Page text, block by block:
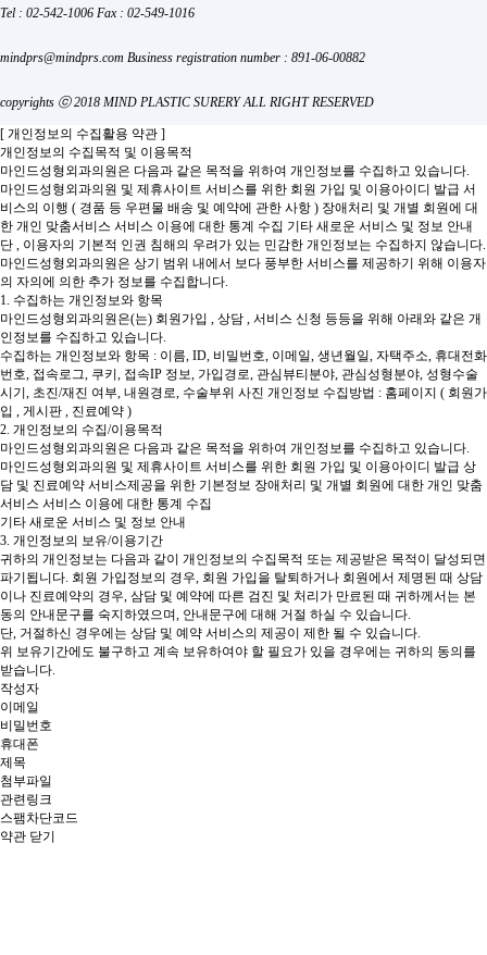
Tel : 02-542-1006 Fax : 02-549-1016
mindprs@mindprs.com Business registration number : 891-06-00882
copyrights ⓒ 2018 MIND PLASTIC SURERY ALL RIGHT RESERVED
[ 개인정보의 수집활용 약관 ]
개인정보의 수집목적 및 이용목적
마인드성형외과의원은 다음과 같은 목적을 위하여 개인정보를 수집하고 있습니다.
마인드성형외과의원 및 제휴사이트 서비스를 위한 회원 가입 및 이용아이디 발급 서
비스의 이행 ( 경품 등 우편물 배송 및 예약에 관한 사항 ) 장애처리 및 개별 회원에 대
한 개인 맞춤서비스 서비스 이용에 대한 통계 수집 기타 새로운 서비스 및 정보 안내
단 , 이용자의 기본적 인권 침해의 우려가 있는 민감한 개인정보는 수집하지 않습니다.
마인드성형외과의원은 상기 범위 내에서 보다 풍부한 서비스를 제공하기 위해 이용자
의 자의에 의한 추가 정보를 수집합니다.
1. 수집하는 개인정보와 항목
마인드성형외과의원은(는) 회원가입 , 상담 , 서비스 신청 등등을 위해 아래와 같은 개
인정보를 수집하고 있습니다.
수집하는 개인정보와 항목 : 이름, ID, 비밀번호, 이메일, 생년월일, 자택주소, 휴대전화
번호, 접속로그, 쿠키, 접속IP 정보, 가입경로, 관심뷰티분야, 관심성형분야, 성형수술
시기, 초진/재진 여부, 내원경로, 수술부위 사진 개인정보 수집방법 : 홈페이지 ( 회원가
입 , 게시판 , 진료예약 )
2. 개인정보의 수집/이용목적
마인드성형외과의원은 다음과 같은 목적을 위하여 개인정보를 수집하고 있습니다.
마인드성형외과의원 및 제휴사이트 서비스를 위한 회원 가입 및 이용아이디 발급 상
담 및 진료예약 서비스제공을 위한 기본정보 장애처리 및 개별 회원에 대한 개인 맞춤
서비스 서비스 이용에 대한 통계 수집
기타 새로운 서비스 및 정보 안내
3. 개인정보의 보유/이용기간
귀하의 개인정보는 다음과 같이 개인정보의 수집목적 또는 제공받은 목적이 달성되면
파기됩니다. 회원 가입정보의 경우, 회원 가입을 탈퇴하거나 회원에서 제명된 때 상담
이나 진료예약의 경우, 삼담 및 예약에 따른 검진 및 처리가 만료된 때 귀하께서는 본
동의 안내문구를 숙지하였으며, 안내문구에 대해 거절 하실 수 있습니다.
단, 거절하신 경우에는 상담 및 예약 서비스의 제공이 제한 될 수 있습니다.
위 보유기간에도 불구하고 계속 보유하여야 할 필요가 있을 경우에는 귀하의 동의를
받습니다.
작성자
이메일
비밀번호
휴대폰
제목
첨부파일
관련링크
스팸차단코드
약관 닫기